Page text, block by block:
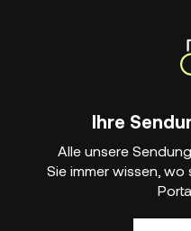
Ihre
Alle unsere
Sie immer wissen, wo